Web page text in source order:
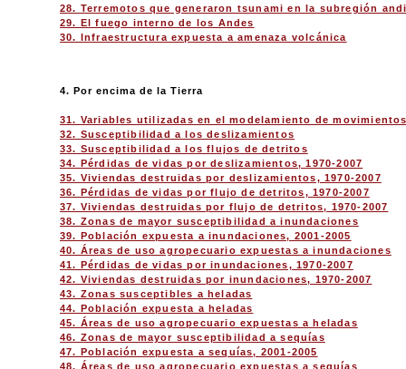
28. Terremotos que generaron tsunami en la subregión
29. El fuego interno de los Andes
30. Infraestructura expuesta a amenaza volcánica
4. Por encima de la Tierra
31. Variables utilizadas en el modelamiento de
32. Susceptibilidad a los deslizamientos
33. Susceptibilidad a los flujos de detritos
34. Pérdidas de vidas por deslizamientos, 1970-2007
35. Viviendas destruidas por deslizamientos, 1970-2007
36. Pérdidas de vidas por flujo de detritos, 1970-2007
37. Viviendas destruidas por flujo de detritos, 1970-2007
38. Zonas de mayor susceptibilidad a inundaciones
39. Población expuesta a inundaciones, 2001-2005
40. Áreas de uso agropecuario expuestas a inundaciones
41. Pérdidas de vidas por inundaciones, 1970-2007
42. Viviendas destruidas por inundaciones, 1970-2007
43. Zonas susceptibles a heladas
44. Población expuesta a heladas
45. Áreas de uso agropecuario expuestas a heladas
46. Zonas de mayor susceptibilidad a sequías
47. Población expuesta a sequías, 2001-2005
48. Áreas de uso agropecuario expuestas a sequías